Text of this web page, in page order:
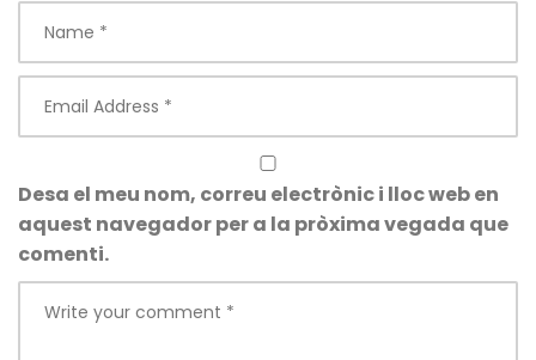
Desa el meu nom, correu electrònic i lloc web en
aquest navegador per a la pròxima vegada que
comenti.